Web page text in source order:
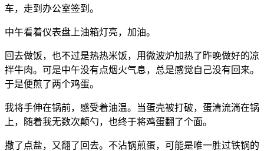
车，走到办公室签到。
中午看着仪表盘上油箱灯亮，加油。
回去做饭，也不过是热热米饭，用微波炉加热了昨晚做好的凉
拌牛肉。可是中午没有点烟火气息，总是感觉自己没有回来。
于是便煎了两个鸡蛋。
我将手伸在锅前，感受着油温。当蛋壳被打破，蛋清流淌在锅
上，随着我无数次颠勺，也终于将鸡蛋翻了个面。
撒了点盐，又翻了回去。不沾锅煎蛋，可能是唯一胜过铁锅的